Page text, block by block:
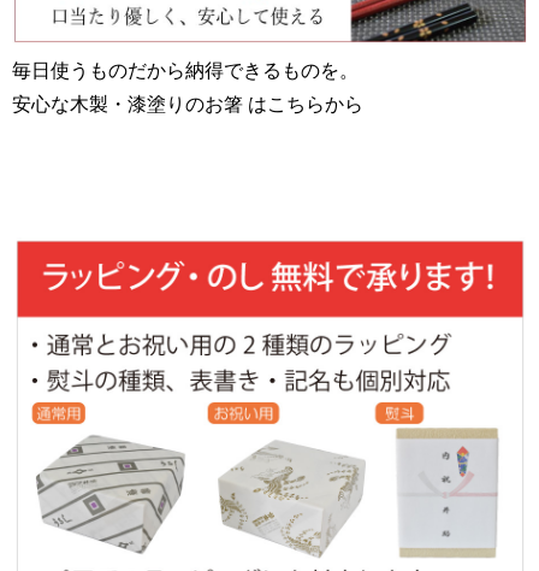
毎日使うものだから納得できるものを。
安心な木製・漆塗りのお箸 はこちらから